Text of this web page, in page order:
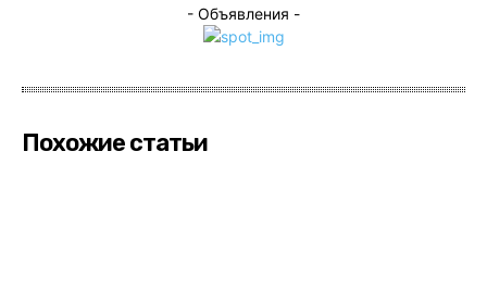
- Объявления -
Похожие статьи